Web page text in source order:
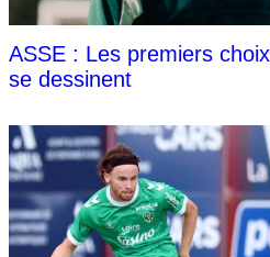
ASSE : Les premiers
se dessinent